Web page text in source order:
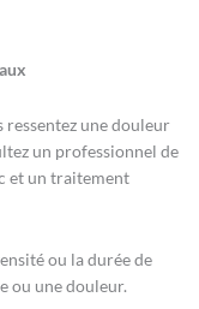
ressentez une douleur
un professionnel de
et un traitement
ou la durée de
ou une douleur.